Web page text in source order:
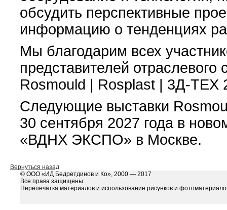
обсудить перспективные
информацию о тенденциях
Мы благодарим всех
представителей
Rosmould | Rosplast | 3Д-ТЕХ
Следующие выставки
30 сентября 2027 года в
«ВДНХ ЭКСПО» в Москве.
Вернуться назад
© ООО «ИД Бедретдинов и Ко», 2000 — 2017
Все права защищены.
Перепечатка материалов и использование рисунков и